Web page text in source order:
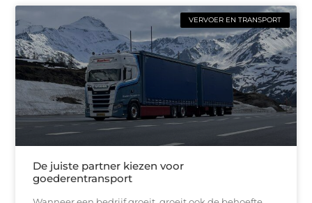
VERVOER EN TRANSPORT
De juiste partner kiezen voor
goederentransport